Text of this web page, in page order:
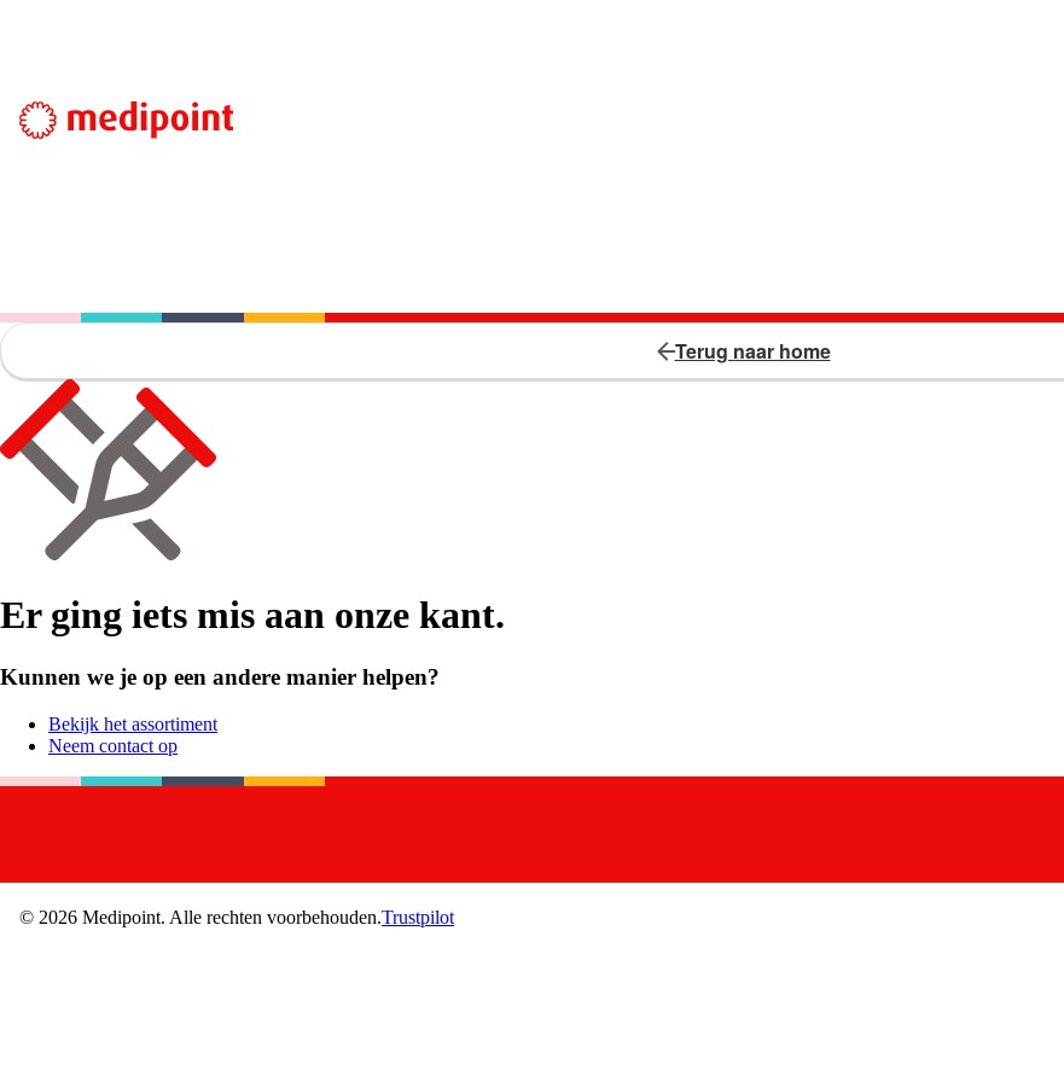
Terug naar home
Er ging iets mis aan onze kant.
Kunnen we je op een andere manier helpen?
Bekijk het assortiment
Neem contact op
© 2026 Medipoint. Alle rechten voorbehouden.Trustpilot